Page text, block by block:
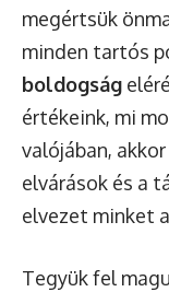
megértsük
minden tartós
boldogság
értékeink, mi
valójában,
elvárások és a
elvezet minket
Tegyük fel